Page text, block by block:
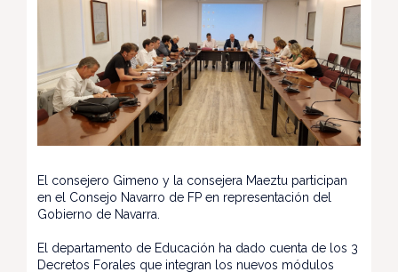
El consejero Gimeno y la consejera Maeztu participan
en el Consejo Navarro de FP en representación del
Gobierno de Navarra.
El departamento de Educación ha dado cuenta de los 3
Decretos Forales que integran los nuevos módulos